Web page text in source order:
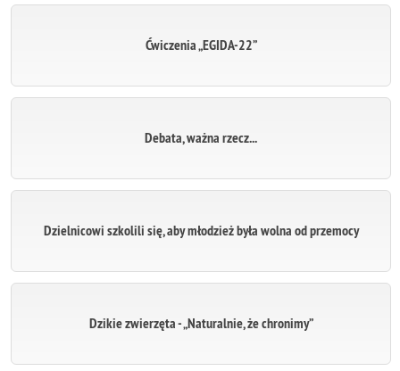
Ćwiczenia „EGIDA-22”
Debata, ważna rzecz...
Dzielnicowi szkolili się, aby młodzież była wolna od przemocy
Dzikie zwierzęta - „Naturalnie, że chronimy”